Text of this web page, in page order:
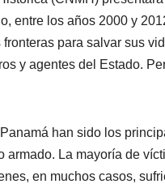
entre los años 2000 y
para salvar sus
y agentes del Estado.
han sido los
armado. La mayoría de
en muchos casos,